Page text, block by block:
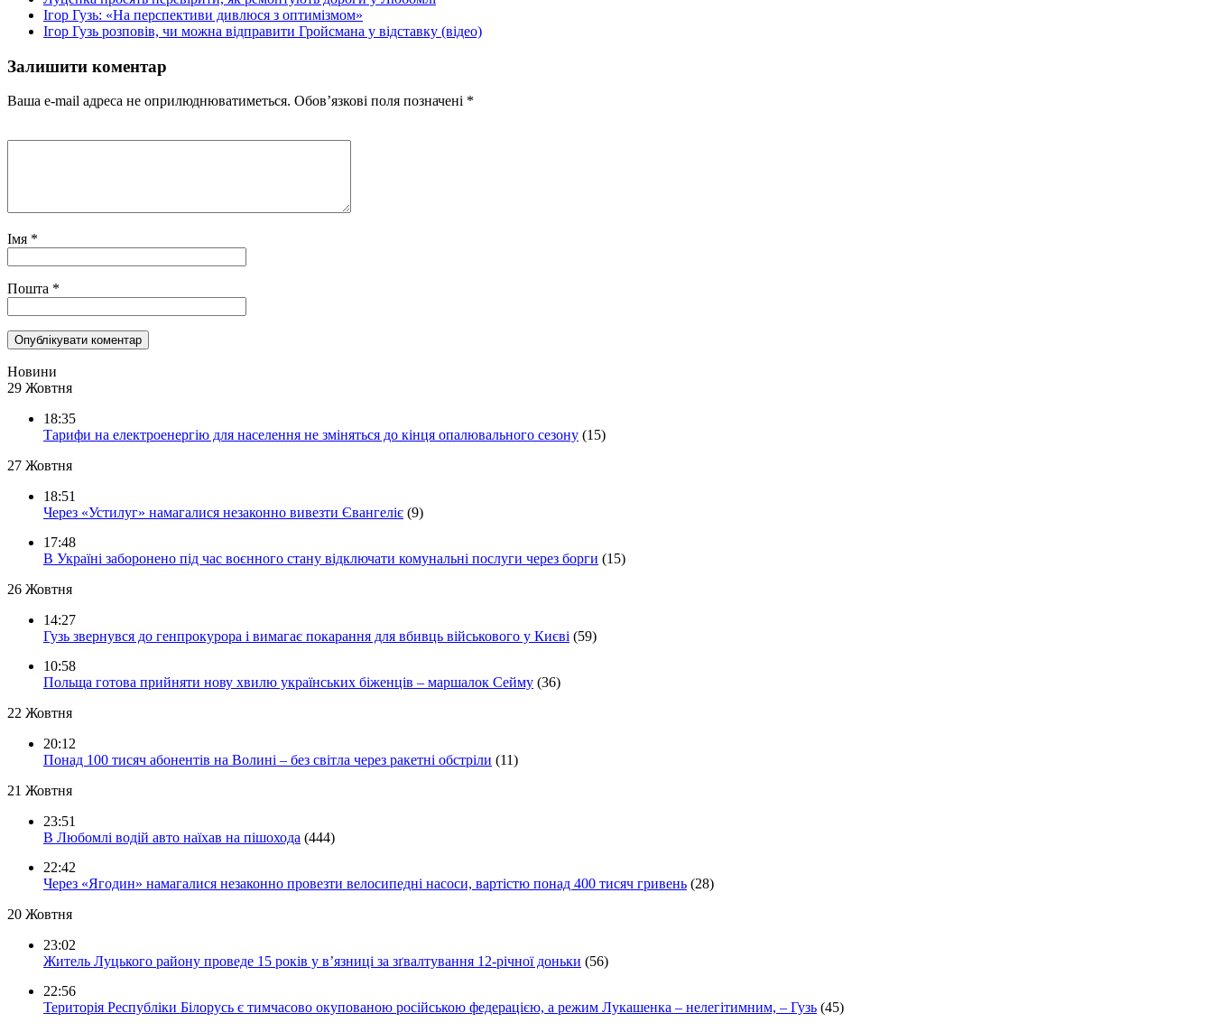
Ігор Гузь: «На перспективи дивлюся з оптимізмом»
Ігор Гузь розповів, чи можна відправити Гройсмана у відставку (відео)
Залишити коментар
Ваша e-mail адреса не оприлюднюватиметься. Обов’язкові поля позначені *
Імя *
Пошта *
Новини
29 Жовтня
18:35
Тарифи на електроенергію для населення не зміняться до кінця опалювального сезону (15)
27 Жовтня
18:51
Через «Устилуг» намагалися незаконно вивезти Євангеліє (9)
17:48
В Україні заборонено під час воєнного стану відключати комунальні послуги через борги (15)
26 Жовтня
14:27
Гузь звернувся до генпрокурора і вимагає покарання для вбивць військового у Києві (59)
10:58
Польща готова прийняти нову хвилю українських біженців – маршалок Сейму (36)
22 Жовтня
20:12
Понад 100 тисяч абонентів на Волині – без світла через ракетні обстріли (11)
21 Жовтня
23:51
В Любомлі водій авто наїхав на пішохода (444)
22:42
Через «Ягодин» намагалися незаконно провезти велосипедні насоси, вартістю понад 400 тисяч гривень (28)
20 Жовтня
23:02
Житель Луцького району проведе 15 років у в’язниці за зґвалтування 12-річної доньки (56)
22:56
Територія Республіки Білорусь є тимчасово окупованою російською федерацією, а режим Лукашенка – нелегітимним, – Гузь (45)